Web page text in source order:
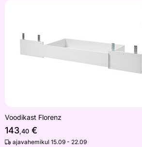
Voodikast Florenz
143,40 €
ajavahemikul 15.09 - 22.09